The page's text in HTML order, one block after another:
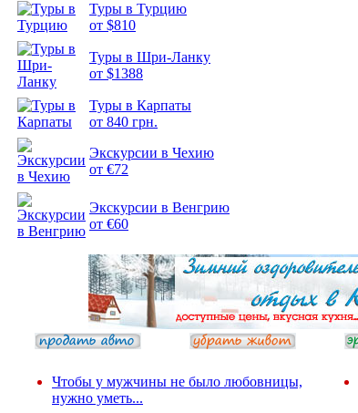
Туры в Турцию
от $810
Туры в Шри-Ланку
от $1388
Туры в Карпаты
от 840 грн.
Экскурсии в Чехию
от €72
Экскурсии в Венгрию
от €60
Чтобы у мужчины не было любовницы,
нужно уметь...